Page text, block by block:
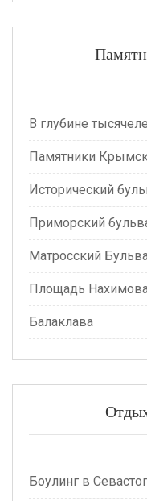
В глубине
Памятники
Исторический
Приморский
Матросский
Площадь
Балаклава
Боулинг в